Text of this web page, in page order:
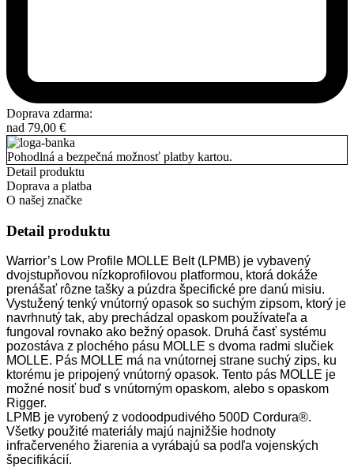
Doprava zdarma:
nad 79,00 €
Pohodlná a bezpečná možnosť platby kartou.
Detail produktu
Doprava a platba
O našej značke
Detail produktu
Warrior’s Low Profile MOLLE Belt (LPMB) je vybavený
dvojstupňovou nízkoprofilovou platformou, ktorá dokáže
prenášať rôzne tašky a púzdra špecifické pre danú misiu.
Vystužený tenký vnútorný opasok so suchým zipsom, ktorý je
navrhnutý tak, aby prechádzal opaskom používateľa a
fungoval rovnako ako bežný opasok. Druhá časť systému
pozostáva z plochého pásu MOLLE s dvoma radmi slučiek
MOLLE. Pás MOLLE má na vnútornej strane suchý zips, ku
ktorému je pripojený vnútorný opasok. Tento pás MOLLE je
možné nosiť buď s vnútorným opaskom, alebo s opaskom
Rigger.
LPMB je vyrobený z vodoodpudivého 500D Cordura®.
Všetky použité materiály majú najnižšie hodnoty
infračerveného žiarenia a vyrábajú sa podľa vojenských
špecifikácií.